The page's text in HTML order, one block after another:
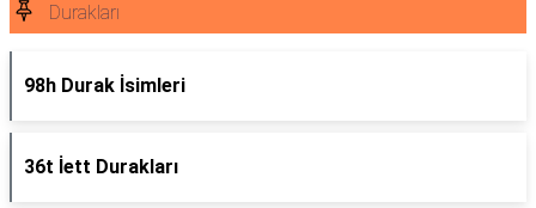
Durakları
98h Durak İsimleri
36t İett Durakları